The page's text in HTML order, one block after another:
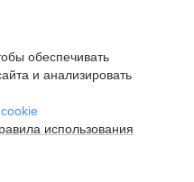
обеспечивать
и анализировать
использования